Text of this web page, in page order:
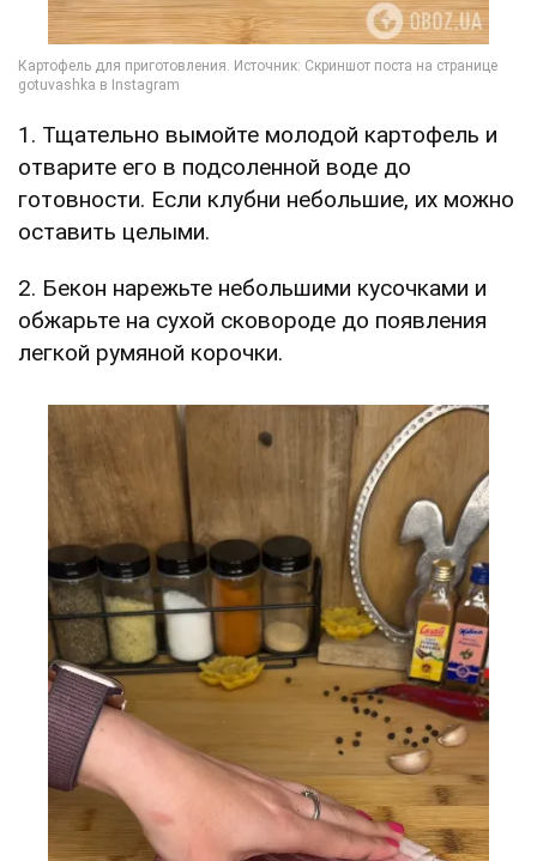
1. Тщательно вымойте молодой картофель и
отварите его в подсоленной воде до
готовности. Если клубни небольшие, их можно
оставить целыми.
2. Бекон нарежьте небольшими кусочками и
обжарьте на сухой сковороде до появления
легкой румяной корочки.